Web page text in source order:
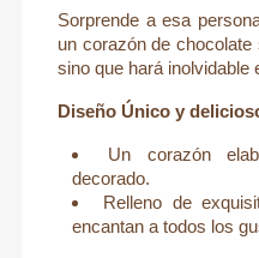
Sorprende a esa
un corazón de
sino que hará inolvidable
Diseño Único y
Un corazón
decorado.
Relleno de
encantan a todos los